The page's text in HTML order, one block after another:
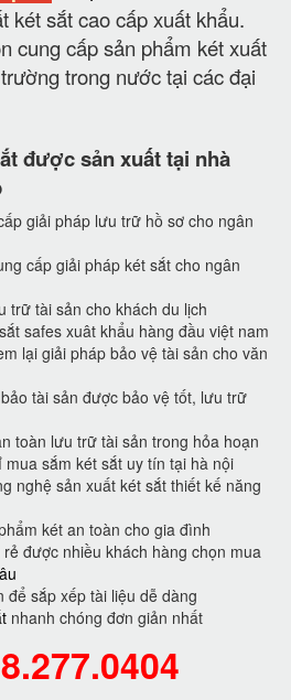
két sắt cao cấp xuất khẩu.
cung cấp sản phẩm két xuất
trong nước tại các đại
được sản xuất tại nhà
giải pháp lưu trữ hồ sơ cho ngân
cấp giải pháp két sắt cho ngân
trữ tài sản cho khách du lịch
safes xuât khẩu hàng đầu việt nam
lại giải pháp bảo vệ tài sản cho văn
tài sản được bảo vệ tốt, lưu trữ
toàn lưu trữ tài sản trong hỏa hoạn
mua sắm két sắt uy tín tại hà nội
nghệ sản xuất két sắt thiết kế năng
két an toàn cho gia đình
rẻ được nhiều khách hàng chọn mua
để sắp xếp tài liệu dễ dàng
nhanh chóng đơn giản nhất